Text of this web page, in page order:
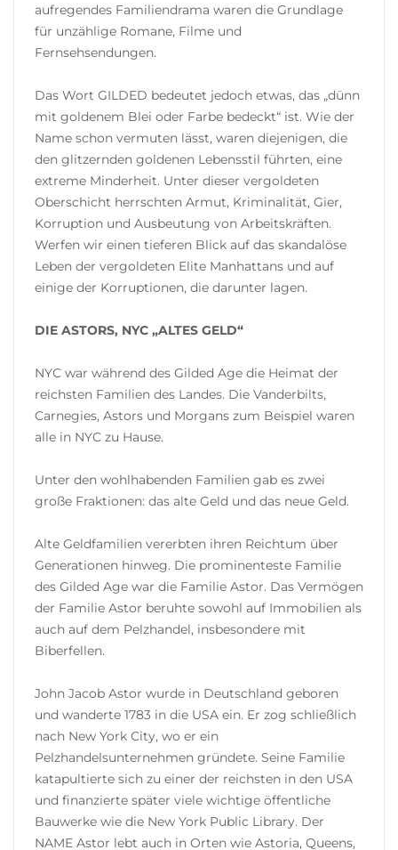
aufregendes Familiendrama waren die Grundlage
für unzählige Romane, Filme und
Fernsehsendungen.
Das Wort GILDED bedeutet jedoch etwas, das „dünn
mit goldenem Blei oder Farbe bedeckt“ ist. Wie der
Name schon vermuten lässt, waren diejenigen, die
den glitzernden goldenen Lebensstil führten, eine
extreme Minderheit. Unter dieser vergoldeten
Oberschicht herrschten Armut, Kriminalität, Gier,
Korruption und Ausbeutung von Arbeitskräften.
Werfen wir einen tieferen Blick auf das skandalöse
Leben der vergoldeten Elite Manhattans und auf
einige der Korruptionen, die darunter lagen.
DIE ASTORS, NYC „ALTES GELD“
NYC war während des Gilded Age die Heimat der
reichsten Familien des Landes. Die Vanderbilts,
Carnegies, Astors und Morgans zum Beispiel waren
alle in NYC zu Hause.
Unter den wohlhabenden Familien gab es zwei
große Fraktionen: das alte Geld und das neue Geld.
Alte Geldfamilien vererbten ihren Reichtum über
Generationen hinweg. Die prominenteste Familie
des Gilded Age war die Familie Astor. Das Vermögen
der Familie Astor beruhte sowohl auf Immobilien als
auch auf dem Pelzhandel, insbesondere mit
Biberfellen.
John Jacob Astor wurde in Deutschland geboren
und wanderte 1783 in die USA ein. Er zog schließlich
nach New York City, wo er ein
Pelzhandelsunternehmen gründete. Seine Familie
katapultierte sich zu einer der reichsten in den USA
und finanzierte später viele wichtige öffentliche
Bauwerke wie die New York Public Library. Der
NAME Astor lebt auch in Orten wie Astoria, Queens,